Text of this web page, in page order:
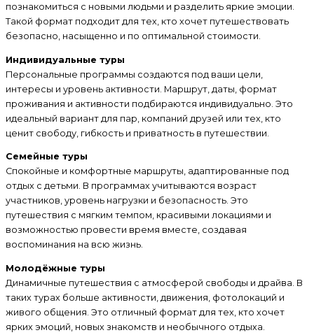
познакомиться с новыми людьми и разделить яркие эмоции.
Такой формат подходит для тех, кто хочет путешествовать
безопасно, насыщенно и по оптимальной стоимости.
Индивидуальные туры
Персональные программы создаются под ваши цели,
интересы и уровень активности. Маршрут, даты, формат
проживания и активности подбираются индивидуально. Это
идеальный вариант для пар, компаний друзей или тех, кто
ценит свободу, гибкость и приватность в путешествии.
Семейные туры
Спокойные и комфортные маршруты, адаптированные под
отдых с детьми. В программах учитываются возраст
участников, уровень нагрузки и безопасность. Это
путешествия с мягким темпом, красивыми локациями и
возможностью провести время вместе, создавая
воспоминания на всю жизнь.
Молодёжные туры
Динамичные путешествия с атмосферой свободы и драйва. В
таких турах больше активности, движения, фотолокаций и
живого общения. Это отличный формат для тех, кто хочет
ярких эмоций, новых знакомств и необычного отдыха.